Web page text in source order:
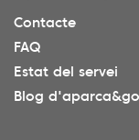
Contacte
FAQ
Estat del servei
Blog d'aparca&go